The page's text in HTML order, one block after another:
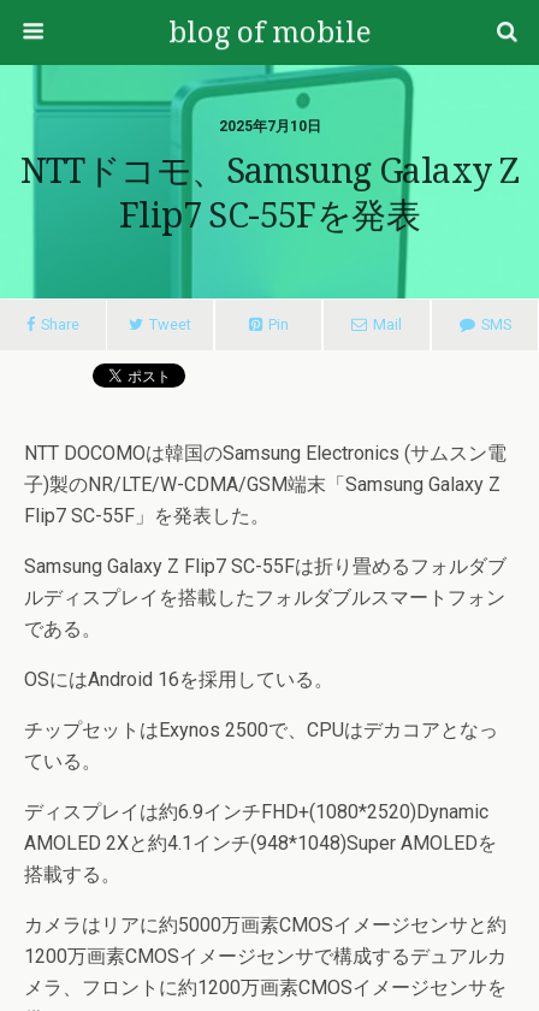
blog of mobile
2025年7月10日
NTTドコモ、Samsung Galaxy Z
Flip7 SC-55Fを発表
Share Tweet Pin Mail SMS
NTT DOCOMOは韓国のSamsung Electronics (サムスン電
子)製のNR/LTE/W-CDMA/GSM端末「Samsung Galaxy Z
Flip7 SC-55F」を発表した。
Samsung Galaxy Z Flip7 SC-55Fは折り畳めるフォルダブ
ルディスプレイを搭載したフォルダブルスマートフォン
である。
OSにはAndroid 16を採用している。
チップセットはExynos 2500で、CPUはデカコアとなっ
ている。
ディスプレイは約6.9インチFHD+(1080*2520)Dynamic
AMOLED 2Xと約4.1インチ(948*1048)Super AMOLEDを
搭載する。
カメラはリアに約5000万画素CMOSイメージセンサと約
1200万画素CMOSイメージセンサで構成するデュアルカ
メラ、フロントに約1200万画素CMOSイメージセンサを